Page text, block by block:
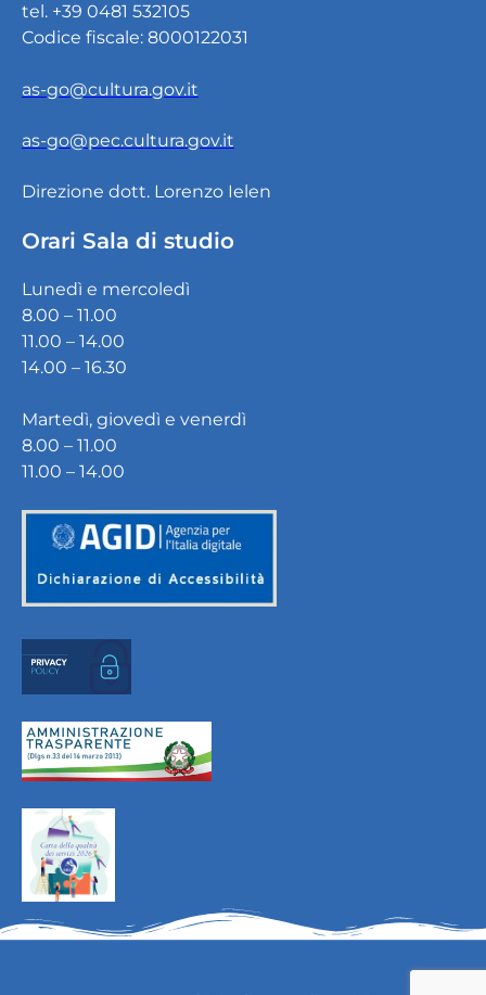
tel. +39 0481 532105
Codice fiscale: 8000122031
as-go@cultura.gov.it
as-go@pec.cultura.gov.it
Direzione dott. Lorenzo Ielen
Orari Sala di studio
Lunedì e mercoledì
8.00 – 11.00
11.00 – 14.00
14.00 – 16.30
Martedì, giovedì e venerdì
8.00 – 11.00
11.00 – 14.00